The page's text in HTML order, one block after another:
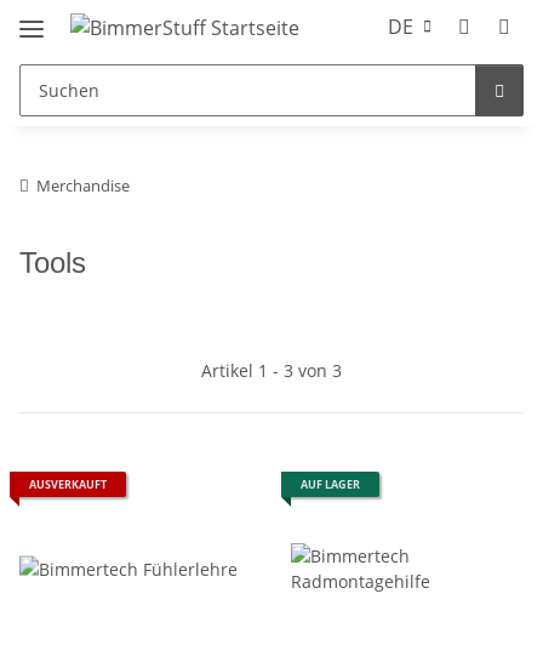
DE
Merchandise
Tools
Artikel 1 - 3 von 3
AUSVERKAUFT AUF LAGER